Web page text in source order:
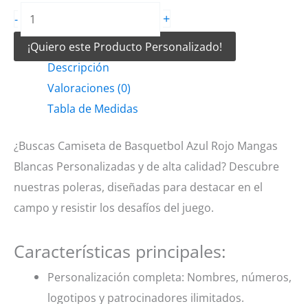
-
Camiseta
de
Basquetbol
Mangas
+
¡Quiero este Producto Personalizado!
Descripción
Valoraciones (0)
Tabla de Medidas
¿Buscas Camiseta de Basquetbol Azul Rojo Mangas
Blancas Personalizadas y de alta calidad? Descubre
nuestras poleras, diseñadas para destacar en el
campo y resistir los desafíos del juego.
Características principales:
Personalización completa: Nombres, números,
logotipos y patrocinadores ilimitados.